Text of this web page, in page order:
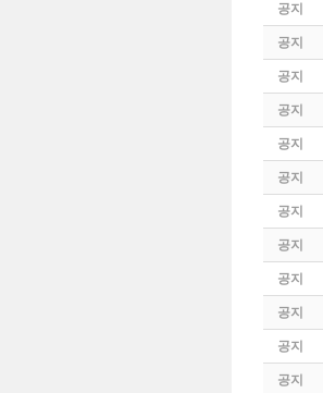
공지
공지
공지
공지
공지
공지
공지
공지
공지
공지
공지
공지